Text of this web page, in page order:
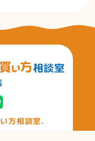
方相談室.